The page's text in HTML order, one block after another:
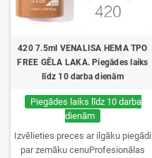
420 7.5ml VENALISA HEMA TPO
FREE GĒLA LAKA. Piegādes laiks
līdz 10 darba dienām
Piegādes laiks līdz 10 darba
dienām
Izvēlieties preces ar ilgāku piegādi
par zemāku cenuProfesionālas